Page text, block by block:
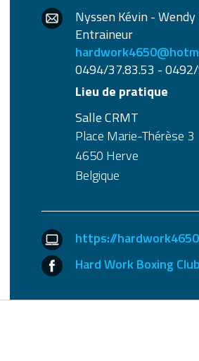
Nyssen Kévin -
Entraineur
0494/37.83.53 -
Lieu de pratique
Salle CRMT
Place Marie-Thérèse 3
4650 Herve
Belgique
https://
Hard Work Boxing Club